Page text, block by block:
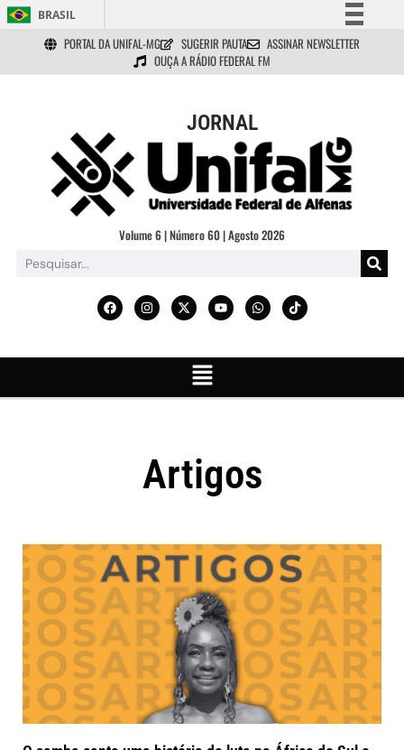
BRASIL
Simplifique!
Comunica BR
Acesso à informação
Legislação
Canais
PORTAL DA UNIFAL-MG SUGERIR PAUTA
ASSINAR NEWSLETTER
OUÇA A RÁDIO FEDERAL FM
JORNAL
Volume 6 | Número 60 | Agosto 2026
Artigos